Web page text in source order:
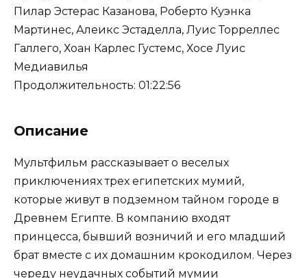
Пилар Эстерас Казанова, Роберто Куэнка
Мартинес, Алеикс Эстаделла, Луис Торреллес
Галлего, Хоан Карлес Густемс, Хосе Луис
Медиавилья
Продолжительность: 01:22:56
Описание
Мультфильм рассказывает о веселых
приключениях трех египетских мумий,
которые живут в подземном тайном городе в
Древнем Египте. В компанию входят
принцесса, бывший возничий и его младший
брат вместе с их домашним крокодилом. Через
череду неудачных событий мумии